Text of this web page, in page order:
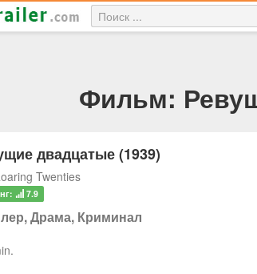
Фильм:
двадцатые (1939)
Twenties
7.9
Драма, Криминал